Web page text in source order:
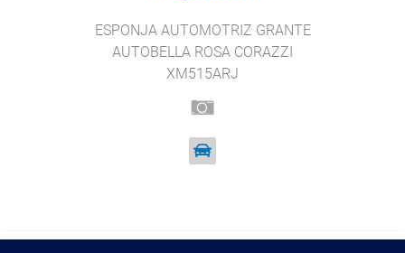
ESPONJA AUTOMOTRIZ GRANTE
AUTOBELLA ROSA CORAZZI
XM515ARJ